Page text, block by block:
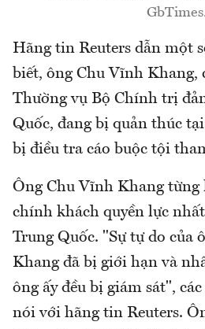
Hãng tin Reuters dẫn một
biết, ông Chu Vĩnh Khang,
Thường vụ Bộ Chính trị
Quốc, đang bị quản thúc
bị điều tra cáo buộc tội
Ông Chu Vĩnh Khang
chính khách quyền lực
Trung Quốc. "Sự tự do của
Khang đã bị giới hạn và
ông ấy đều bị giám sát",
nói với hãng tin Reuters.